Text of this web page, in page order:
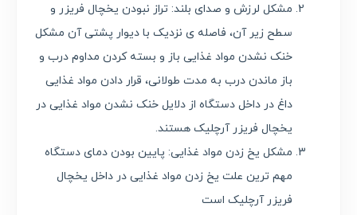
مشکل لرزش و صدای بلند: تراز نبودن یخچال فریزر و
سطح زیر آن، فاصله ی نزدیک با دیوار پشتی آن مشکل
خنک نشدن مواد غذایی باز و بسته کردن مداوم درب و
باز ماندن درب به مدت طولانی، قرار دادن مواد غذایی
داغ در داخل دستگاه از دلایل خنک نشدن مواد غذایی در
یخچال فریزر آرچلیک هستند.
مشکل یخ زدن مواد غذایی: پایین بودن دمای دستگاه
مهم ترین علت یخ زدن مواد غذایی در داخل یخچال
فریزر آرچلیک است